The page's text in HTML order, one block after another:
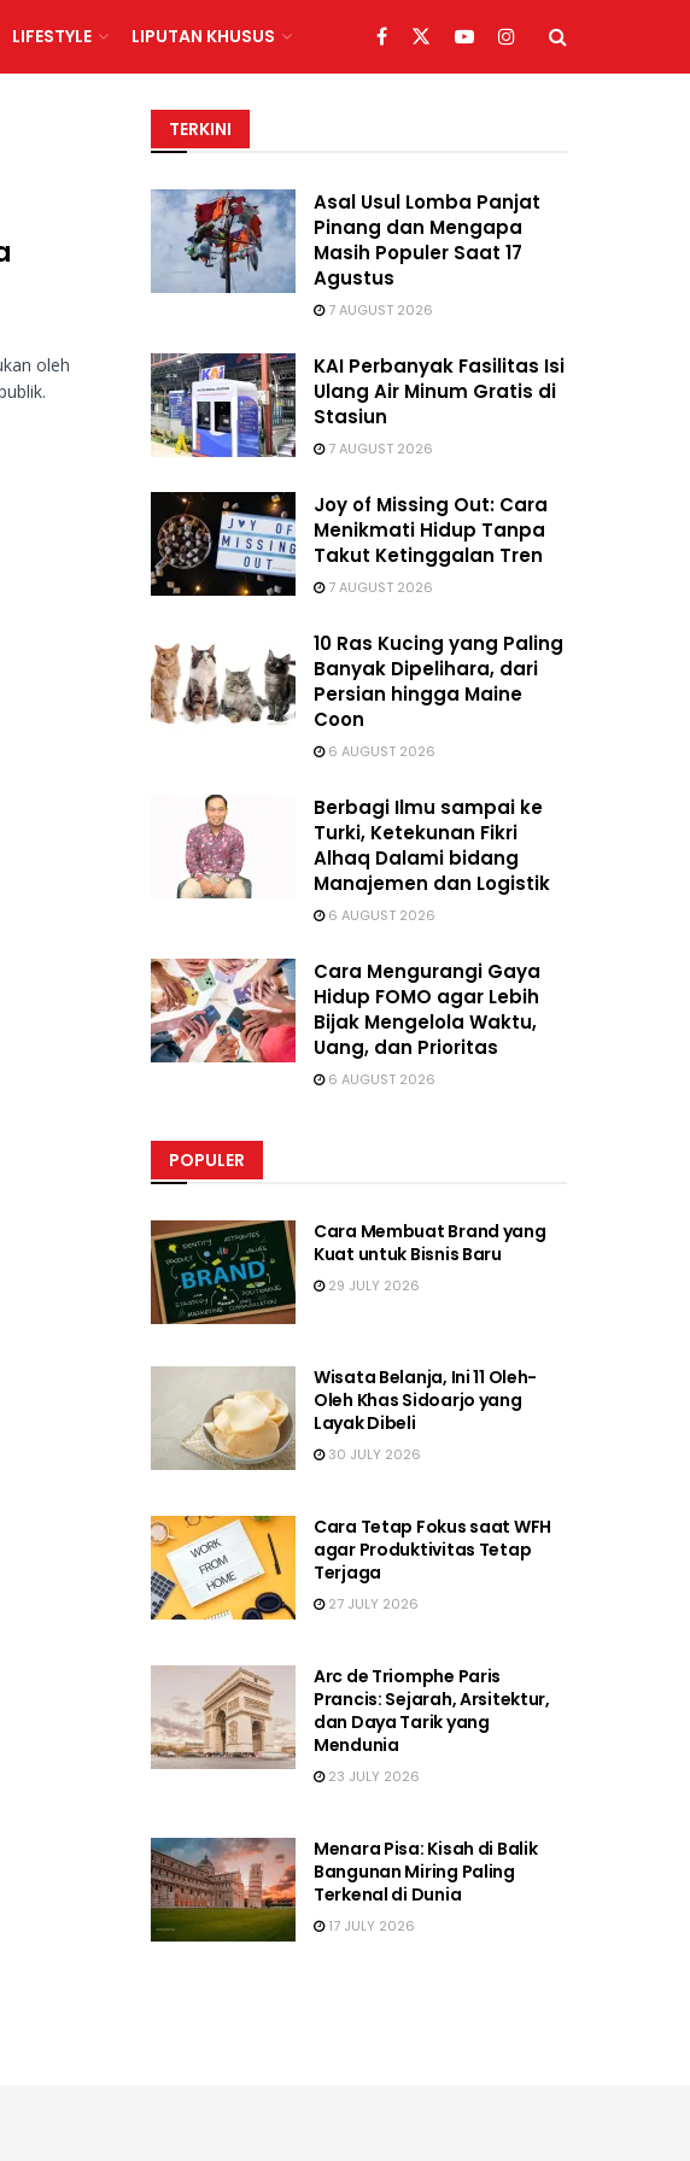
LIFESTYLE LIPUTAN KHUSUS
oleh
TERKINI
Asal Usul Lomba Panjat
Pinang dan Mengapa
Masih Populer Saat 17
Agustus
7 AUGUST 2026
KAI Perbanyak Fasilitas Isi
Ulang Air Minum Gratis di
Stasiun
7 AUGUST 2026
Joy of Missing Out: Cara
Menikmati Hidup Tanpa
Takut Ketinggalan Tren
7 AUGUST 2026
10 Ras Kucing yang Paling
Banyak Dipelihara, dari
Persian hingga Maine
Coon
6 AUGUST 2026
Berbagi Ilmu sampai ke
Turki, Ketekunan Fikri
Alhaq Dalami bidang
Manajemen dan Logistik
6 AUGUST 2026
Cara Mengurangi Gaya
Hidup FOMO agar Lebih
Bijak Mengelola Waktu,
Uang, dan Prioritas
6 AUGUST 2026
POPULER
Cara Membuat Brand yang
Kuat untuk Bisnis Baru
29 JULY 2026
Wisata Belanja, Ini 11 Oleh-
Oleh Khas Sidoarjo yang
Layak Dibeli
30 JULY 2026
Cara Tetap Fokus saat WFH
agar Produktivitas Tetap
Terjaga
27 JULY 2026
Arc de Triomphe Paris
Prancis: Sejarah, Arsitektur,
dan Daya Tarik yang
Mendunia
23 JULY 2026
Menara Pisa: Kisah di Balik
Bangunan Miring Paling
Terkenal di Dunia
17 JULY 2026